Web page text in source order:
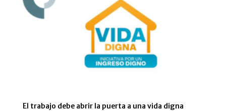
El trabajo debe abrir la puerta a una vida digna